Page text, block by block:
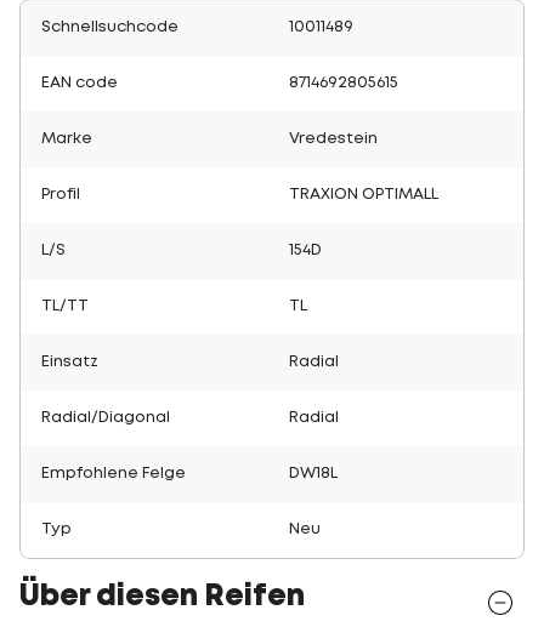
Schnellsuchcode 10011489
EAN code 8714692805615
Marke Vredestein
Profil TRAXION OPTIMALL
L/S 154D
TL/TT
Einsatz Radial
Radial/Diagonal Radial
Empfohlene Felge DW18L
Typ Neu
Über diesen Reifen